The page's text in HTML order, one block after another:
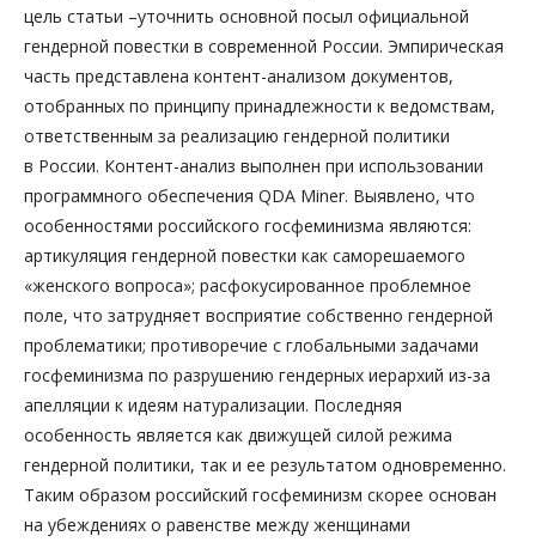
цель статьи –уточнить основной посыл официальной
гендерной повестки в современной России. Эмпирическая
часть представлена контент-­анализом документов,
отобранных по принципу принадлежности к ведомствам,
ответственным за реализацию гендерной политики
в России. Контент-­анализ выполнен при использовании
программного обеспечения QDA Miner. Выявлено, что
особенностями российского госфеминизма являются:
артикуляция гендерной повестки как саморешаемого
«женского вопроса»; расфокусированное проблемное
поле, что затрудняет восприятие собственно гендерной
проблематики; противоречие с глобальными задачами
госфеминизма по разрушению гендерных иерархий из-за
апелляции к идеям натурализации. Последняя
особенность является как движущей силой режима
гендерной политики, так и ее результатом одновременно.
Таким образом российский госфеминизм скорее основан
на убеждениях о равенстве между женщинами